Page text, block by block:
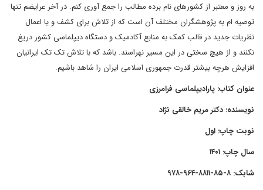
به روز و معتبر از کشورهای نام برده مطالب را جمع آوری کنم. در آخر عرایضم تنها
توصیه ام به پژوهشگران مختلف آن است که از تلاش برای کشف و یا اعمال
نظریات جدید در قالب کمک به منابع آکادمیک و دستگاه دیپلماسی کشور دریغ
نکنند و از هیچ سختی در این مسیر نهراسند. باشد که با تلاش تک تک ایرانیان
افزایش هرچه بیشتر قدرت جمهوری اسلامی ایران را شاهد باشیم.
عنوان کتاب: پارادیپلماسی فرامرزی
نویسنده: دکتر مریم خالقی نژاد
نوبت چاپ: اول
سال چاپ: ۱۴۰۱
شابک: ۸-۸۵-۸۸۱۱-۹۶۴-۹۷۸